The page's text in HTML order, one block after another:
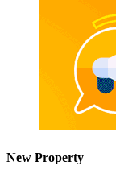
New Property